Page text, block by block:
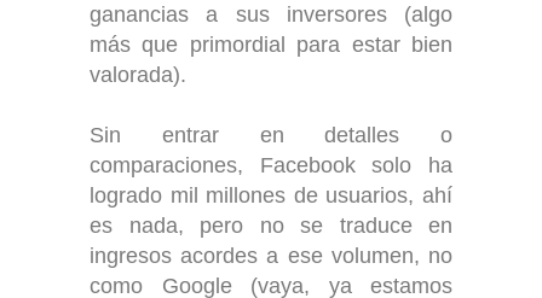
ganancias a sus inversores (algo
más que primordial para estar bien
valorada).
Sin entrar en detalles o
comparaciones, Facebook solo ha
logrado mil millones de usuarios, ahí
es nada, pero no se traduce en
ingresos acordes a ese volumen, no
como Google (vaya, ya estamos